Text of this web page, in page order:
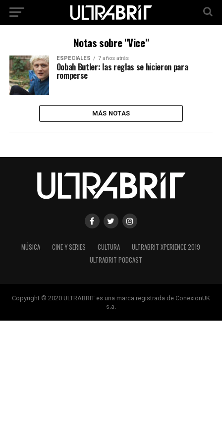
Notas sobre "Vice"
ESPECIALES 7 años atrás
Oobah Butler: las reglas se hicieron para
romperse
MÁS NOTAS
MÚSICA CINE Y SERIES CULTURA
ULTRABRIT XPERIENCE 2019
ULTRABRIT PODCAST
Copyright © 2020 ULTRABRIT es una marca registrada de ConexionUK
s.a.